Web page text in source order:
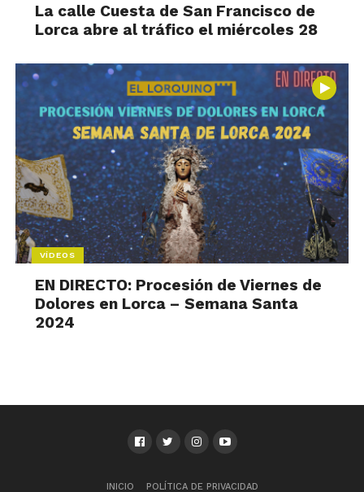
La calle Cuesta de San Francisco de
Lorca abre al tráfico el miércoles 28
VÍDEOS
EN DIRECTO: Procesión de Viernes de
Dolores en Lorca – Semana Santa
2024
INICIO POLÍTICA DE PRIVACIDAD